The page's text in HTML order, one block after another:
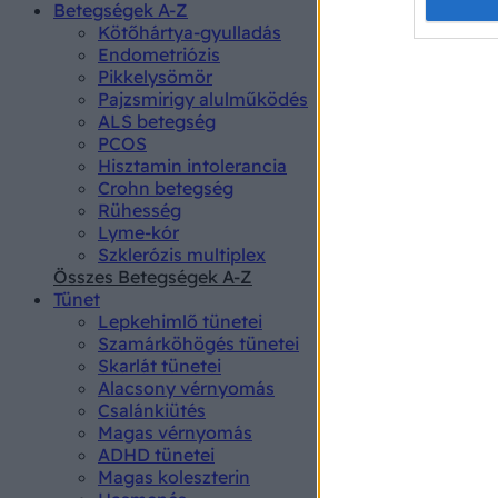
Betegségek A-Z
Kötőhártya-gyulladás
Endometriózis
Pikkelysömör
Pajzsmirigy alulműködés
ALS betegség
PCOS
Hisztamin intolerancia
Crohn betegség
Rühesség
Lyme-kór
Szklerózis multiplex
Összes Betegségek A-Z
Tünet
Lepkehimlő tünetei
Szamárköhögés tünetei
Skarlát tünetei
Alacsony vérnyomás
Csalánkiütés
Magas vérnyomás
ADHD tünetei
Magas koleszterin